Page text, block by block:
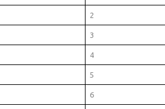
2
3
4
5
6